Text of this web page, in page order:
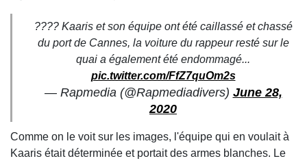
???? Kaaris et son équipe ont été caillassé et chassé
du port de Cannes, la voiture du rappeur resté sur le
quai a également été endommagé...
pic.twitter.com/FfZ7quOm2s
— Rapmedia (@Rapmediadivers) June 28,
2020
Comme on le voit sur les images, l'équipe qui en voulait à
Kaaris était déterminée et portait des armes blanches. Le